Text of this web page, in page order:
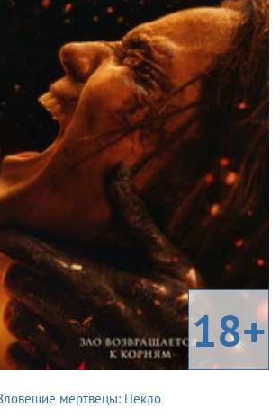
18+
мертвецы: Пекло